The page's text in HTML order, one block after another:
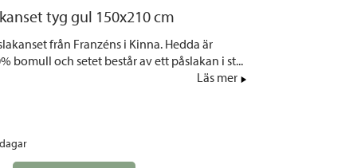
tyg gul 150x210 cm
från Franzéns i Kinna. Hedda är
bomull och setet består av ett påslakan i st...
Läs mer